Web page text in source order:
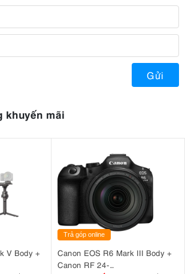
Gửi
khuyến mãi
V Body +
Trả góp online
Canon EOS R6 Mark III Body +
Canon RF 24-